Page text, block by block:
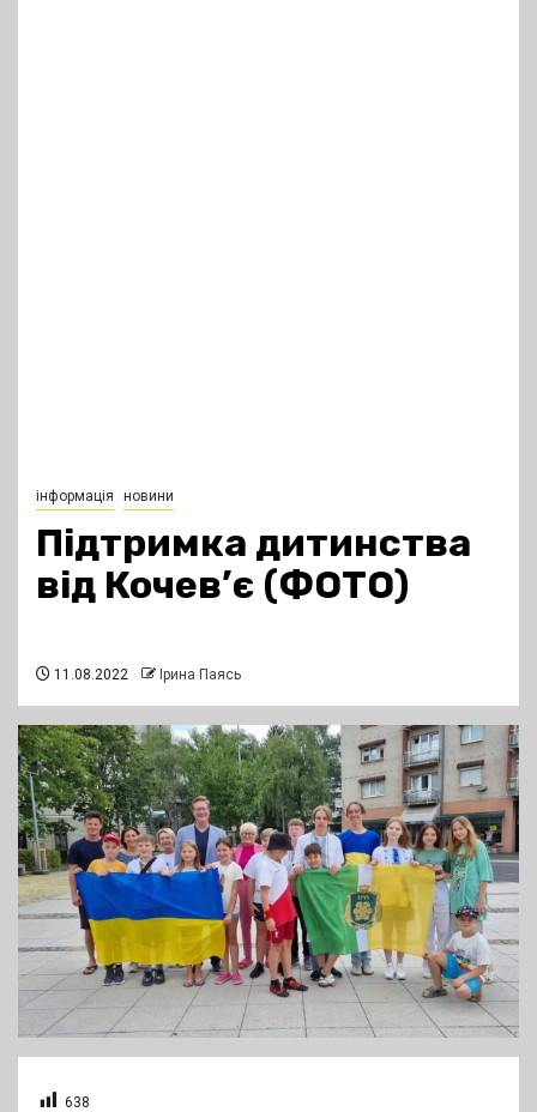
інформація новини
Підтримка дитинства
від Кочев’є (ФОТО)
11.08.2022 Ірина Паясь
638